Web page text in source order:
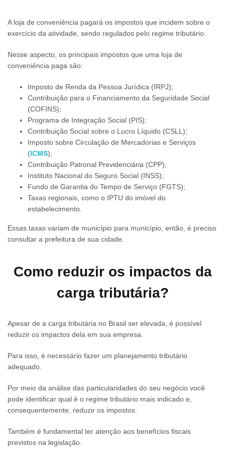
A loja de conveniência pagará os impostos que incidem sobre o
exercício da atividade, sendo regulados pelo regime tributário.
Nesse aspecto, os principais impostos que uma loja de
conveniência paga são:
Imposto de Renda da Pessoa Jurídica (IRPJ);
Contribuição para o Financiamento da Seguridade Social
(COFINS);
Programa de Integração Social (PIS);
Contribuição Social sobre o Lucro Líquido (CSLL);
Imposto sobre Circulação de Mercadorias e Serviços
(ICMS);
Contribuição Patronal Previdenciária (CPP);
Instituto Nacional do Seguro Social (INSS);
Fundo de Garantia do Tempo de Serviço (FGTS);
Taxas regionais, como o IPTU do imóvel do
estabelecimento.
Essas taxas variam de município para município, então, é preciso
consultar a prefeitura de sua cidade.
Como reduzir os impactos da
carga tributária?
Apesar de a carga tributária no Brasil ser elevada, é possível
reduzir os impactos dela em sua empresa.
Para isso, é necessário fazer um planejamento tributário
adequado.
Por meio da análise das particularidades do seu negócio você
pode identificar qual é o regime tributário mais indicado e,
consequentemente, reduzir os impostos.
Também é fundamental ter atenção aos benefícios fiscais
previstos na legislação.